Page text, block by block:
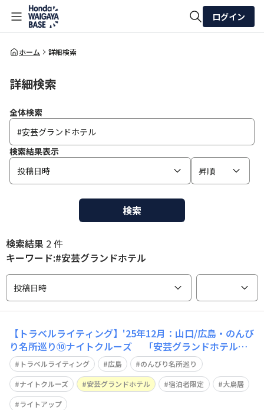
全体検索
ログイン
ホーム 詳細検索
詳細検索
全体検索
検索結果表示
投稿日時
昇順
検索
検索結果 2 件
キーワード:#安芸グランドホテル
投稿日時
【トラベルライティング】'25年12月：山口/広島・のんび
り名所巡り⑩ナイトクルーズ 「安芸グランドホテル」
最大の魅力が、宿泊者限定の『ナイトクルーズ』です😀
偉そうに言っていますが、チェックイン時にカウンターで
教えて貰いました… 本来はホテル予約と同時に、オプシ
ョン予約するアトラクションなので
トラベルライティング 広島
のんびり名所巡り
ナイトクルーズ
安芸グランドホテル 宿泊者限定
大鳥居
ライトアップ